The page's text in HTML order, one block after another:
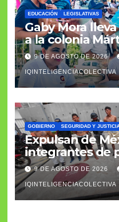
EDUCACIÓN LEGISLATIVAS
Gaby Mora
a la colonia
Antorchistas
9 DE AGOSTO DE 2026
IQINTELIGENCIACOLECTIVA
GOBIERNO SEGURIDAD Y
Expulsan de
integrantes de
9 DE AGOSTO DE 2026
IQINTELIGENCIACOLECTIVA